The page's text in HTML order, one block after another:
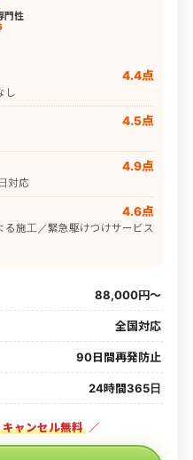
門性
4.4点
し
4.5点
4.9点
対応
4.6点
施工／緊急駆けつけサービス
88,000円〜
全国対応
90日間再発防止
24時間365日
ャンセル無料／